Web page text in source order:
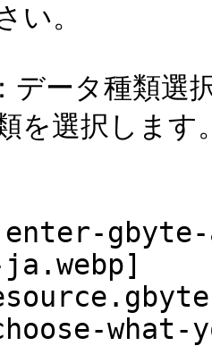
い。
ータ種類選
を選択しま
gbyte-